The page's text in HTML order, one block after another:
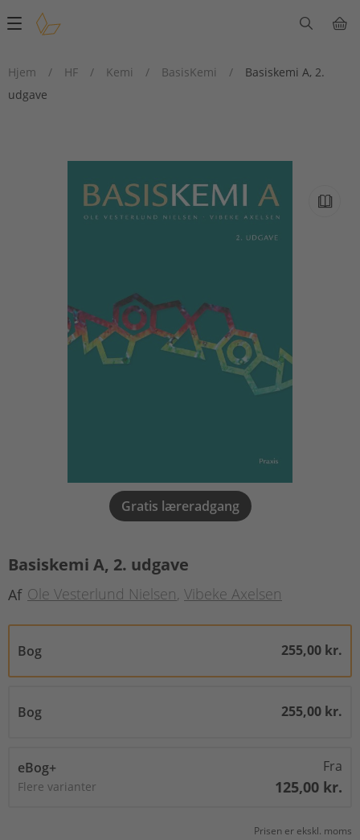
Main
Hjem
/ HF / Kemi / BasisKemi /
Basiskemi A, 2.
udgave
Gratis læreradgang
Basiskemi A, 2. udgave
Af Ole Vesterlund Nielsen Vibeke Axelsen
Bog 255,00 kr.
Bog 255,00 kr.
eBog+
Flere varianter
Fra
125,00 kr.
Prisen er ekskl. moms